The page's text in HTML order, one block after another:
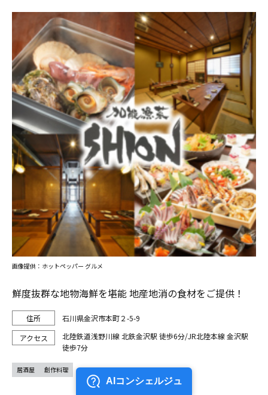
鮮度抜群な地物海鮮を堪能 地産地消の食材をご提供！
石川県金沢市本町２-5-9
北陸鉄道浅野川線 北鉄金沢駅 徒歩6分/JR北陸本線 金沢駅
徒歩7分
画像提供：ホットペッパー グルメ
居酒屋 創作料理